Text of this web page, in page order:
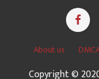
About us
Copyright ©